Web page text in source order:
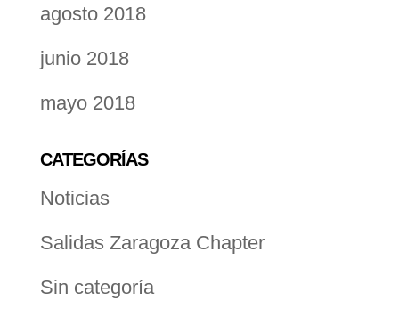
agosto 2018
junio 2018
mayo 2018
CATEGORÍAS
Noticias
Salidas Zaragoza Chapter
Sin categoría